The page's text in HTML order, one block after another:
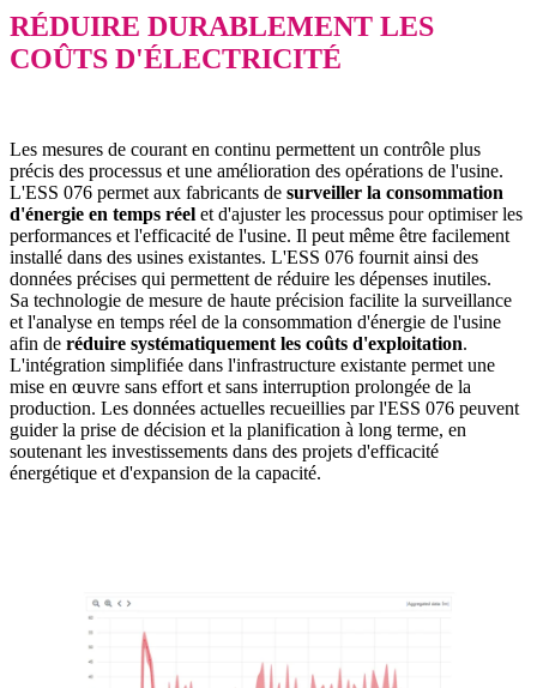
RÉDUIRE DURABLEMENT LES
COÛTS D'ÉLECTRICITÉ
Les mesures de courant en continu permettent un contrôle plus
précis des processus et une amélioration des opérations de l'usine.
L'ESS 076 permet aux fabricants de surveiller la consommation
d'énergie en temps réel et d'ajuster les processus pour optimiser les
performances et l'efficacité de l'usine. Il peut même être facilement
installé dans des usines existantes. L'ESS 076 fournit ainsi des
données précises qui permettent de réduire les dépenses inutiles.
Sa technologie de mesure de haute précision facilite la surveillance
et l'analyse en temps réel de la consommation d'énergie de l'usine
afin de réduire systématiquement les coûts d'exploitation.
L'intégration simplifiée dans l'infrastructure existante permet une
mise en œuvre sans effort et sans interruption prolongée de la
production. Les données actuelles recueillies par l'ESS 076 peuvent
guider la prise de décision et la planification à long terme, en
soutenant les investissements dans des projets d'efficacité
énergétique et d'expansion de la capacité.